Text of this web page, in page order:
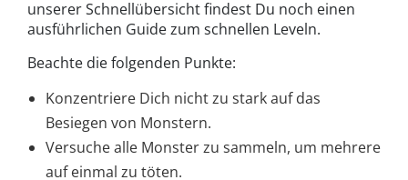
unserer Schnellübersicht findest Du noch einen
ausführlichen Guide zum schnellen Leveln.
Beachte die folgenden Punkte:
Konzentriere Dich nicht zu stark auf das
Besiegen von Monstern.
Versuche alle Monster zu sammeln, um mehrere
auf einmal zu töten.